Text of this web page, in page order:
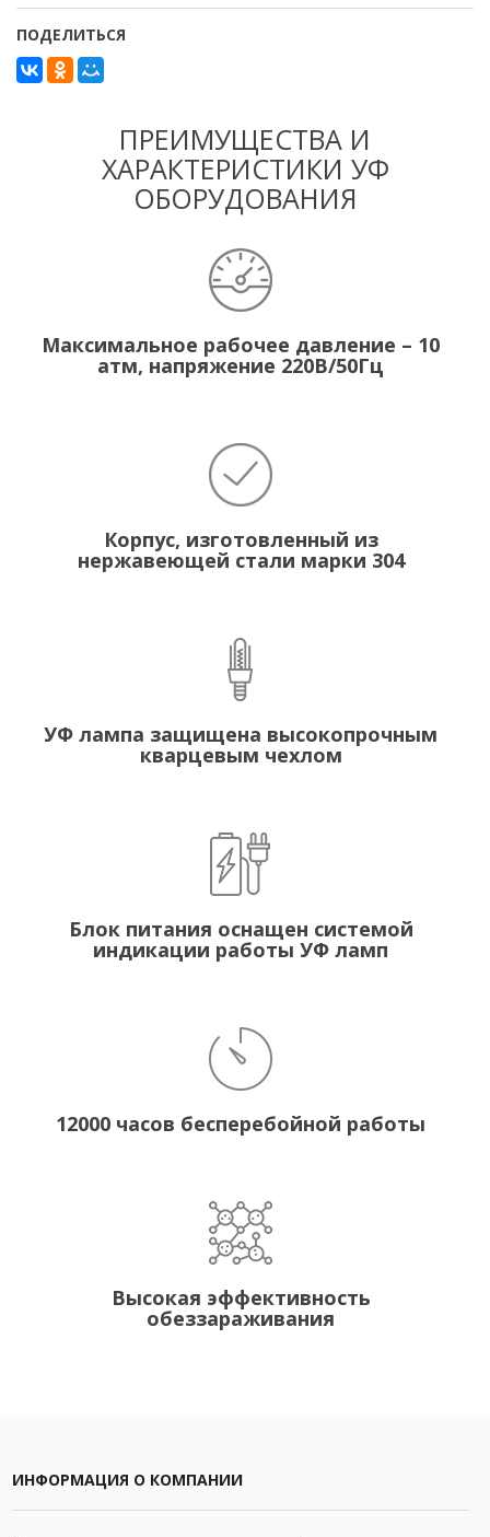
ПОДЕЛИТЬСЯ
ПРЕИМУЩЕСТВА И
ХАРАКТЕРИСТИКИ УФ
ОБОРУДОВАНИЯ
Максимальное рабочее давление – 10
атм, напряжение 220В/50Гц
Корпус, изготовленный из
нержавеющей стали марки 304
УФ лампа защищена высокопрочным
кварцевым чехлом
Блок питания оснащен системой
индикации работы УФ ламп
12000 часов бесперебойной работы
Высокая эффективность
обеззараживания
ИНФОРМАЦИЯ О КОМПАНИИ